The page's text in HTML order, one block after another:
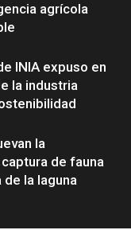
agrícola
INIA expuso en
la industria
la
de fauna
la laguna